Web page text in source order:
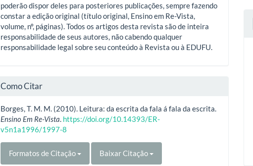
poderão dispor deles para posteriores publicações, sempre fazendo
constar a edição original (título original, Ensino em Re-Vista,
volume, nº, páginas). Todos os artigos desta revista são de inteira
responsabilidade de seus autores, não cabendo qualquer
responsabilidade legal sobre seu conteúdo à Revista ou à EDUFU.
Como Citar
Borges, T. M. M. (2010). Leitura: da escrita da fala á fala da escrita.
Ensino Em Re-Vista https://doi.org/10.14393/ER-
v5n1a1996/1997-8
Formatos de Citação Baixar Citação